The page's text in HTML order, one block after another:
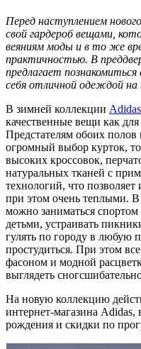
Перед наступлением
свой гардероб вещами,
веяниям моды и в то же
практичностью. В
предлагает познакомиться
себя отличной одеждой
В зимней коллекции Adidas
качественные вещи как
Предстателям обоих полов
огромный выбор курток,
высоких кроссовок,
натуральных тканей с
технологий, что
при этом очень теплыми.
можно заниматься спортом
детьми, устраивать
гулять по городу в любую
простудиться. При этом
фасоном и модной
выглядеть
На новую коллекцию
интернет-магазина Adidas,
рождения и скидки по